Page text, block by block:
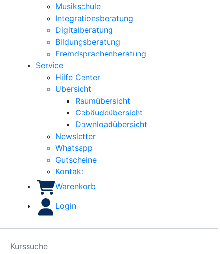
Musikschule
Integrationsberatung
Digitalberatung
Bildungsberatung
Fremdsprachenberatung
Service
Hilfe Center
Übersicht
Raumübersicht
Gebäudeübersicht
Downloadübersicht
Newsletter
Whatsapp
Gutscheine
Kontakt
Warenkorb
Login